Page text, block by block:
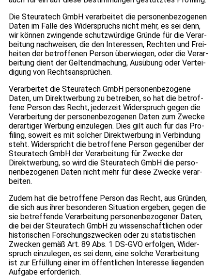
Die Steu­ra­tech GmbH ver­ar­bei­tet die per­so­nen­be­zo­ge­nen
Daten im Falle des Wider­spruchs nicht mehr, es sei denn,
wir kön­nen zwin­gende schutz­wür­dige Gründe für die Ver­ar­
bei­tung nach­wei­sen, die den Inter­es­sen, Rech­ten und Frei­
hei­ten der betrof­fe­nen Per­son über­wie­gen, oder die Ver­ar­
bei­tung dient der Gel­tend­ma­chung, Aus­übung oder Ver­tei­
di­gung von Rechts­an­sprü­chen.
Ver­ar­bei­tet die Steu­ra­tech GmbH per­so­nen­be­zo­gene
Daten, um Direkt­wer­bung zu betrei­ben, so hat die betrof­
fene Per­son das Recht, jeder­zeit Wider­spruch gegen die
Ver­ar­bei­tung der per­so­nen­be­zo­ge­nen Daten zum Zwe­cke
der­ar­ti­ger Wer­bung ein­zu­le­gen. Dies gilt auch für das Pro­
fil­ing, soweit es mit sol­cher Direkt­wer­bung in Ver­bin­dung
steht. Wider­spricht die betrof­fene Per­son gegen­über der
Steu­ra­tech GmbH der Ver­ar­bei­tung für Zwe­cke der
Direkt­wer­bung, so wird die Steu­ra­tech GmbH die per­so­
nen­be­zo­ge­nen Daten nicht mehr für diese Zwe­cke ver­ar­
bei­ten.
Zudem hat die betrof­fene Per­son das Recht, aus Grün­den,
die sich aus ihrer beson­de­ren Situa­tion erge­ben, gegen die
sie betref­fende Ver­ar­bei­tung per­so­nen­be­zo­ge­ner Daten,
die bei der Steu­ra­tech GmbH zu wis­sen­schaft­li­chen oder
his­to­ri­schen For­schungs­zwe­cken oder zu sta­tis­ti­schen
Zwe­cken gemäß Art. 89 Abs. 1 DS-GVO erfol­gen, Wider­
spruch ein­zu­le­gen, es sei denn, eine sol­che Ver­ar­bei­tung
ist zur Erfül­lung einer im öffent­li­chen Inter­esse lie­gen­den
Auf­gabe erfor­der­lich.